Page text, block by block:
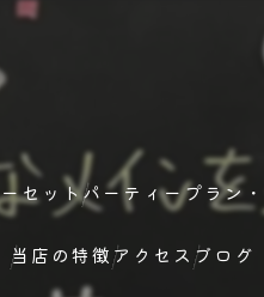
セットパーティープラン
当店の特徴アクセス ブログ